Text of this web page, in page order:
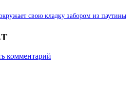
свою кладку забором из паутины
комментарий